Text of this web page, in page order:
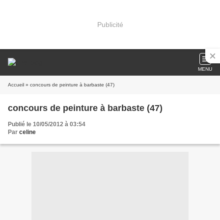
Publicité
MENU
Accueil » concours de peinture à barbaste (47)
concours de peinture à barbaste (47)
Publié le 10/05/2012 à 03:54
Par celine